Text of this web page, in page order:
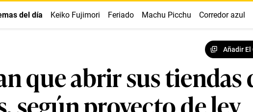
del día Keiko Fujimori Feriado Machu Picchu Corredor azul
Añadir
que abrir sus tiendas
según proyecto de ley